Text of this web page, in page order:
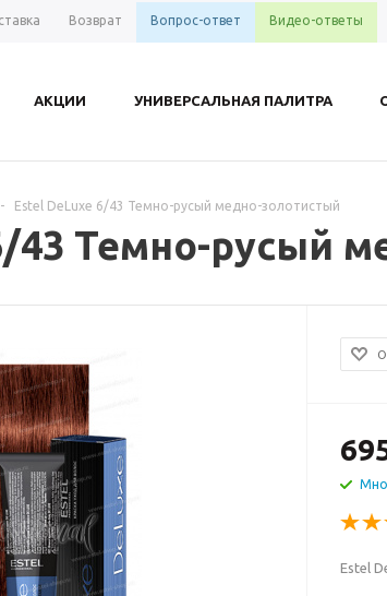
Возврат Вопрос-ответ Видео-ответы
АКЦИИ УНИВЕРСАЛЬНАЯ ПАЛИТРА
- Estel DeLuxe 6/43 Темно-русый медно-золотистый
43 Темно-русый
Estel